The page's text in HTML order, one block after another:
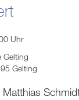
Uhr
Gelting
Gelting